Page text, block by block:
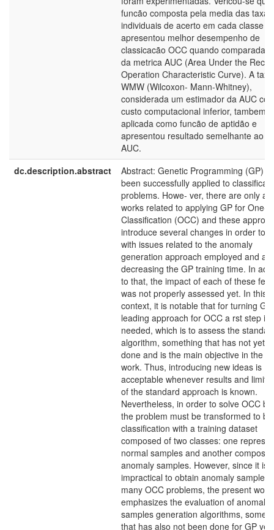
funcão composta pela media das taxas
individuais de acerto em cada classe
apresentou melhor desempenho de
classicacão OCC quando comparada
da metrica AUC (Area Under the
Operation Characteristic Curve). A taxa
WMW (Wilcoxon- Mann-Whitney),
considerada um estimador da AUC
custo computacional inferior, tambem
aplicada como funcão de aptidão e
apresentou resultado semelhante ao
AUC.
dc.description.abstract
Abstract: Genetic Programming (GP)
been successfully applied to
problems. Howe- ver, there are only a
works related to applying GP for One-
Classification (OCC) and these
introduce several changes in order to
with issues related to the anomaly
generation approach employed and
decreasing the GP training time. In
to that, the impact of each of these
was not properly assessed yet. In this
context, it is notable that for turning
leading approach for OCC a rst step is
needed, which is to assess the
algorithm, something that has not yet
done and is the main objective in the
work. Thus, introducing new ideas is
acceptable whenever results and
of the standard approach is known.
Nevertheless, in order to solve OCC by
the problem must be transformed to
classification with a training dataset
composed of two classes: one
normal samples and another
anomaly samples. However, since it is
impractical to obtain anomaly samples
many OCC problems, the present work
emphasizes the evaluation of anomaly
samples generation algorithms,
that has also not been done for GP yet.